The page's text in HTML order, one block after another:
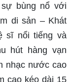
bùng nổ với
di sản – Khát
sĩ nổi tiếng và
hút hàng vạn
nhạc nước cao
cao kéo dài 15